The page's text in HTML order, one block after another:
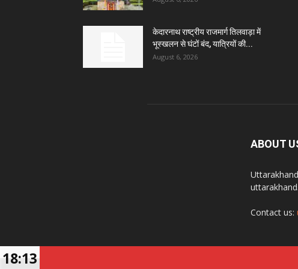
केदारनाथ राष्ट्रीय राजमार्ग तिलवाड़ा में
भूस्खलन से घंटों बंद, यात्रियों की...
August 6, 2026
ABOUT
Contact us:
18:13